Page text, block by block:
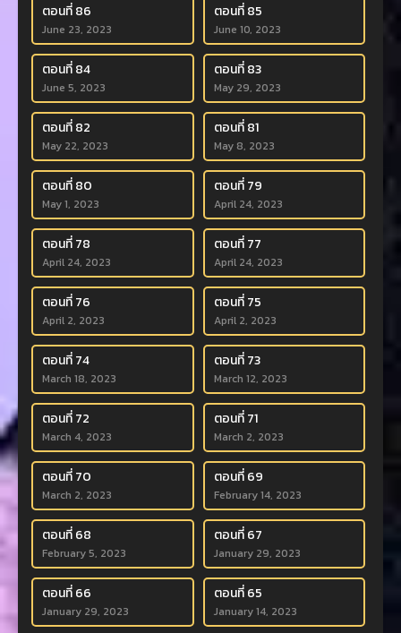
ตอนที่ 86
June 23, 2023
ตอนที่ 85
June 10, 2023
ตอนที่ 84
June 5, 2023
ตอนที่ 83
May 29, 2023
ตอนที่ 82
May 22, 2023
ตอนที่ 81
May 8, 2023
ตอนที่ 80
May 1, 2023
ตอนที่ 79
April 24, 2023
ตอนที่ 78
April 24, 2023
ตอนที่ 77
April 24, 2023
ตอนที่ 76
April 2, 2023
ตอนที่ 75
April 2, 2023
ตอนที่ 74
March 18, 2023
ตอนที่ 73
March 12, 2023
ตอนที่ 72
March 4, 2023
ตอนที่ 71
March 2, 2023
ตอนที่ 70
March 2, 2023
ตอนที่ 69
February 14, 2023
ตอนที่ 68
February 5, 2023
ตอนที่ 67
January 29, 2023
ตอนที่ 66
January 29, 2023
ตอนที่ 65
January 14, 2023